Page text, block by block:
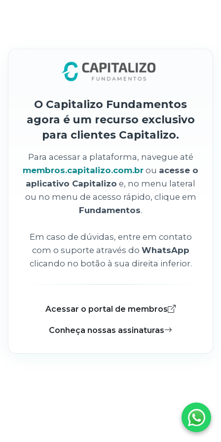
O Capitalizo Fundamentos
agora é um recurso exclusivo
para clientes Capitalizo.
Para acessar a plataforma, navegue até
membros.capitalizo.com.br ou acesse o
aplicativo Capitalizo e, no menu lateral
ou no menu de acesso rápido, clique em
Fundamentos.
Em caso de dúvidas, entre em contato
com o suporte através do WhatsApp
clicando no botão à sua direita inferior.
Acessar o portal de membros
Conheça nossas assinaturas